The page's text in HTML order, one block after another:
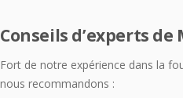
Conseils d’experts
Fort de notre expérience dans la
nous recommandons :